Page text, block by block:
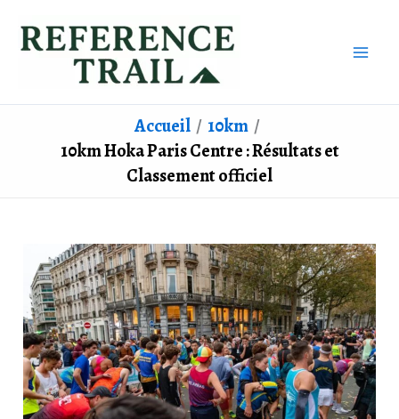
Accueil
10km
10km Hoka Paris Centre : Résultats et
Classement officiel